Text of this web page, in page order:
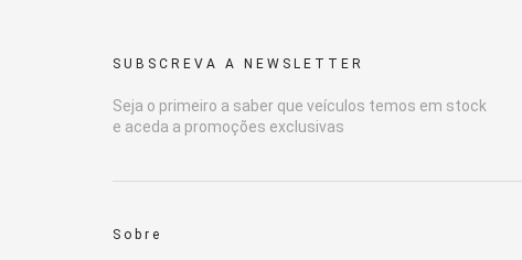
SUBSCREVA A NEWSLETTER
Seja o primeiro a saber que veículos temos em stock
e aceda a promoções exclusivas
Sobre